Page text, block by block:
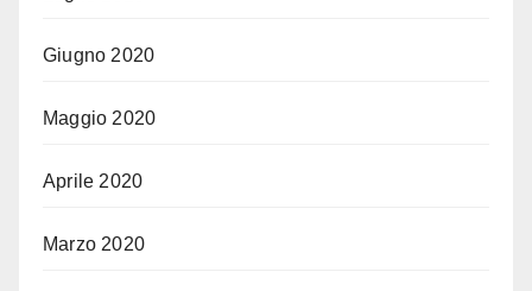
Giugno 2020
Maggio 2020
Aprile 2020
Marzo 2020